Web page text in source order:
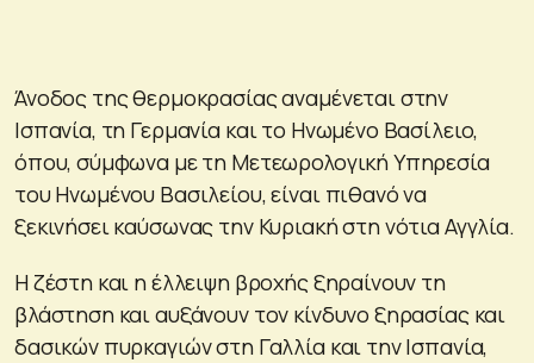
Άνοδος της θερμοκρασίας αναμένεται στην
Ισπανία, τη Γερμανία και το Ηνωμένο Βασίλειο,
όπου, σύμφωνα με τη Μετεωρολογική Υπηρεσία
του Ηνωμένου Βασιλείου, είναι πιθανό να
ξεκινήσει καύσωνας την Κυριακή στη νότια Αγγλία.
Η ζέστη και η έλλειψη βροχής ξηραίνουν τη
βλάστηση και αυξάνουν τον κίνδυνο ξηρασίας και
δασικών πυρκαγιών στη Γαλλία και την Ισπανία,